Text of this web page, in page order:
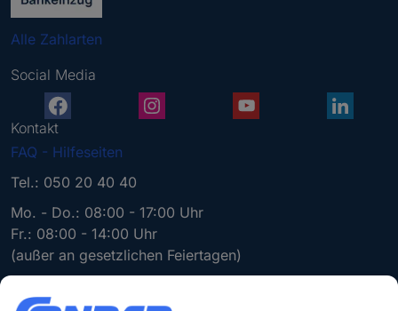
i
e
i
e
ü
l
i
g
e
E
Alle Zahlarten
Social Media
Kontakt
FAQ - Hilfeseiten
Tel.: 050 20 40 40
Mo. - Do.: 08:00 - 17:00 Uhr
Fr.: 08:00 - 14:00 Uhr
(außer an gesetzlichen Feiertagen)
*Alle Preisangaben sind exkl. MwSt. und zzgl. Versandkosten.